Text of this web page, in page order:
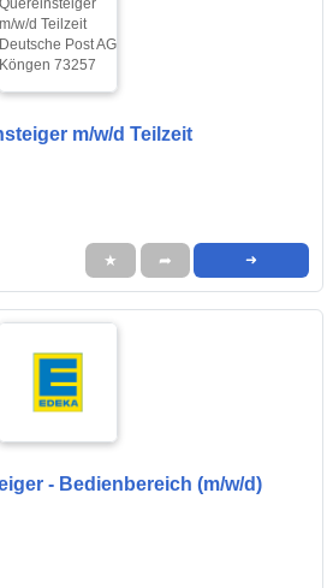
m/w/d Teilzeit
★ ➦ ➜
- Bedienbereich (m/w/d)